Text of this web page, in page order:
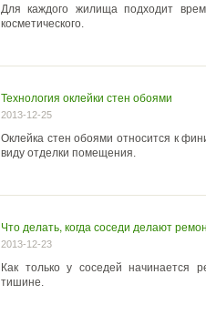
Для каждого жилища подходит
косметического.
Технология оклейки стен обоями
2013-12-25
Оклейка стен обоями относится к
виду отделки помещения.
Что делать, когда соседи делают
2013-12-23
Как только у соседей начинается
тишине.